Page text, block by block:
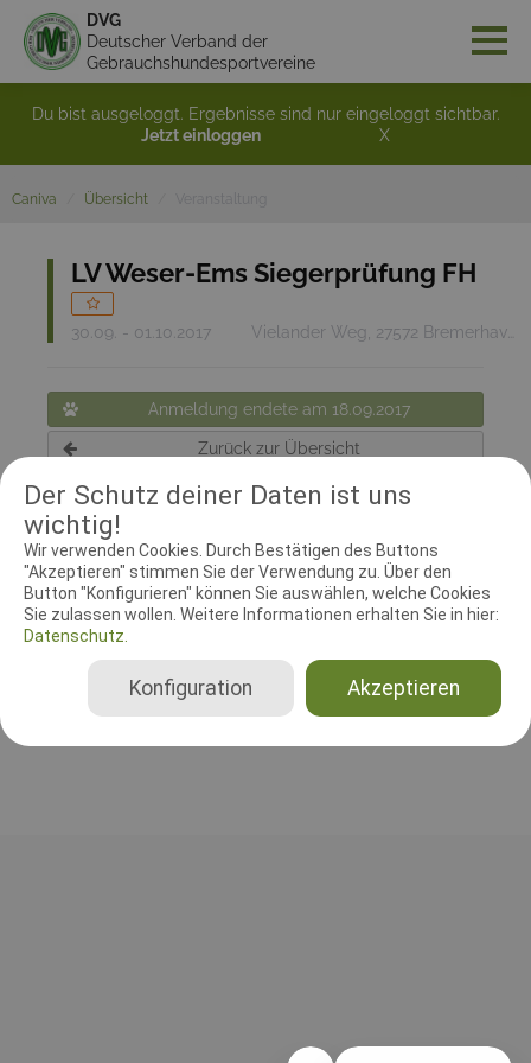
Der Schutz deiner Daten ist uns
wichtig!
Wir verwenden Cookies. Durch Bestätigen des Buttons
"Akzeptieren" stimmen Sie der Verwendung zu. Über den
Button "Konfigurieren" können Sie auswählen, welche Cookies
Sie zulassen wollen. Weitere Informationen erhalten Sie in hier:
Datenschutz.
Akzeptieren
Konfiguration
DVG
Deutscher Verband der
Gebrauchshundesportvereine
Du bist ausgeloggt. Ergebnisse sind nur eingeloggt sichtbar.
Jetzt einloggen
X
Caniva Übersicht
LV Weser-Ems Siegerprüfung FH
30.09. - 01.10.2017 Vielander Weg, 27572 Bremerhaven
Anmeldung endete am 18.09.2017
Zurück zur Übersicht
RICHTER UND HELFER
Leistungsrichter
Thomas Junker
IPO FH